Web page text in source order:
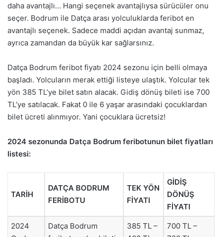
daha avantajlı… Hangi seçenek avantajlıysa sürücüler onu
seçer. Bodrum ile Datça arası yolculuklarda feribot en
avantajlı seçenek. Sadece maddi açıdan avantaj sunmaz,
ayrıca zamandan da büyük kar sağlarsınız.
Datça Bodrum feribot fiyatı 2024 sezonu için belli olmaya
başladı. Yolcuların merak ettiği listeye ulaştık. Yolcular tek
yön 385 TL’ye bilet satın alacak. Gidiş dönüş bileti ise 700
TL’ye satılacak. Fakat 0 ile 6 yaşar arasındaki çocuklardan
bilet ücreti alınmıyor. Yani çocuklara ücretsiz!
2024 sezonunda Datça Bodrum feribotunun bilet fiyatları
listesi:
TARİH
DATÇA BODRUM
FERİBOTU
TEK YÖN
FİYATI
GİDİŞ
DÖNÜŞ
FİYATI
2024
Datça Bodrum
385 TL –
700 TL –